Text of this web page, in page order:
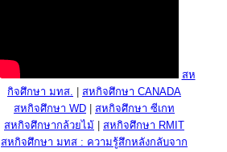
สห
กิจศึกษา มทส.
สหกิจศึกษา CANADA
สหกิจศึกษา WD
สหกิจศึกษา ซีเกท
สหกิจศึกษากล้วยไม้
สหกิจศึกษา RMIT
สหกิจศึกษา มทส : ความรู้สึกหลังกลับจาก